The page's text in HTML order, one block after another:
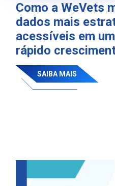
Como a WeVets
dados mais
acessíveis em
rápido
SAIBA MAIS